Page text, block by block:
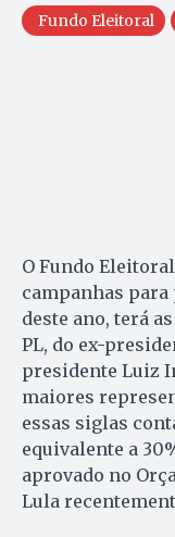
Fundo Eleitoral
O Fundo
campanhas
deste ano, terá
PL, do ex-
presidente Luiz
maiores
essas siglas
equivalente a
aprovado no
Lula